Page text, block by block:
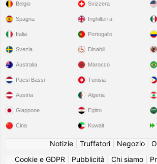
Belgio
Spagna
Italia
Svezia
Svizzera
Inghilterra
Portogallo
Disabili
Australia
Paesi Bassi
Austria
Giappone
Cina
Marocco
Tunisia
Algeria
Egitto
Kuwait
Notizie| Truffatori| Negozio|
Cookie e GDPR
Pubblicità Chi siamo|